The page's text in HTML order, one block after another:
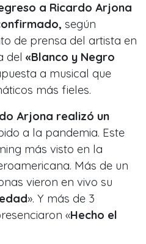
a Ricardo Arjona
según
de prensa del artista en
del «Blanco y Negro
a musical que
más fieles.
Arjona realizó un
a la pandemia. Este
más visto en la
Más de un
vieron en vivo su
». Y más de 3
«Hecho el